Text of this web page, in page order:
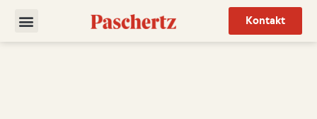
Kontakt